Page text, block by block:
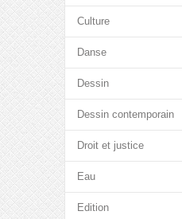
Culture
Danse
Dessin
Dessin contemporain
Droit et justice
Eau
Edition